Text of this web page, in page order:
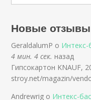
Новые отзывы
GeraldalumP о Интекс-
4 мин. 4 сек. назад
Гипсокартон KNAUF,
stroy.net/magazin/
Andrewrig о Интекс-